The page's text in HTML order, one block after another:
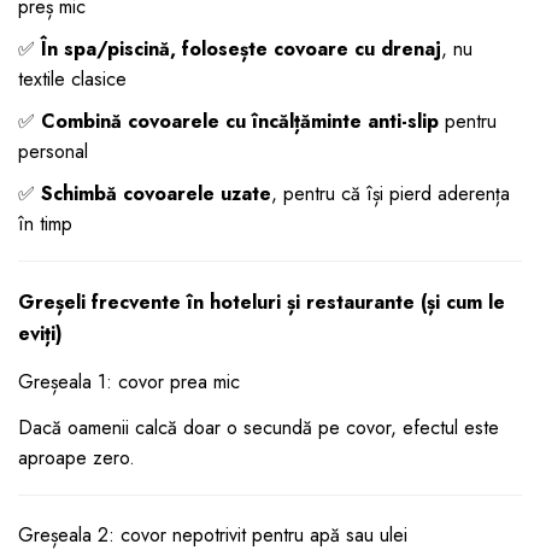
preș mic
✅ În spa/piscină, folosește covoare cu drenaj, nu
textile clasice
✅ Combină covoarele cu încălțăminte anti-slip pentru
personal
✅ Schimbă covoarele uzate, pentru că își pierd aderența
în timp
Greșeli frecvente în hoteluri și restaurante (și cum le
eviți)
Greșeala 1: covor prea mic
Dacă oamenii calcă doar o secundă pe covor, efectul este
aproape zero.
Greșeala 2: covor nepotrivit pentru apă sau ulei